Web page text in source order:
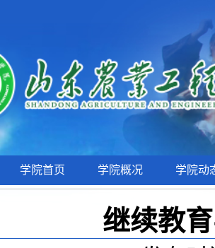
学院首页 学院概况 学院动
继续教